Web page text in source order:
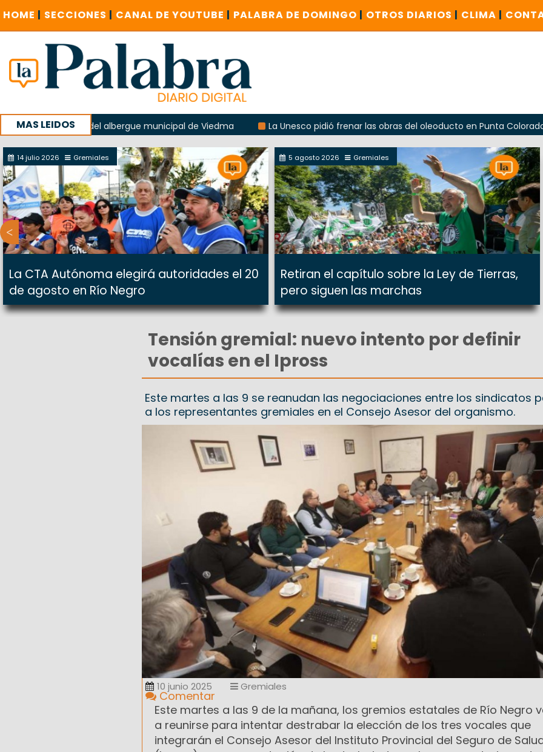
HOME | SECCIONES | CANAL DE YOUTUBE | PALABRA DE DOMINGO | OTROS DIARIOS | CLIMA |
MAS LEIDOS
explosión del albergue municipal de Viedma La Unesco pidió frenar las obras del oleoducto en Punta Colorada
con un encuentro provincial en Roca
14 julio 2026 Gremiales
La CTA Autónoma elegirá autoridades el 20
de agosto en Río Negro
5 agosto 2026 Gremiales
Retiran el capítulo sobre la Ley de Tierras,
pero siguen las marchas
Tensión gremial: nuevo intento por definir
vocalías en el Ipross
Este martes a las 9 se reanudan las negociaciones entre los sindicatos
a los representantes gremiales en el Consejo Asesor del organismo.
10 junio 2025 Gremiales
Comentar
Este martes a las 9 de la mañana, los gremios estatales de Río Negro
a reunirse para intentar destrabar la elección de los tres vocales que
integrarán el Consejo Asesor del Instituto Provincial del Seguro de